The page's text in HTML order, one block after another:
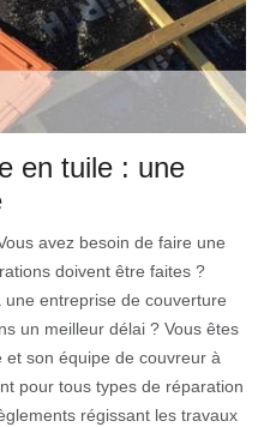
en tuile : une
avez besoin de faire une
doivent être faites ?
entreprise de couverture
un meilleur délai ? Vous êtes
son équipe de couvreur à
pour tous types de réparation
régissant les travaux